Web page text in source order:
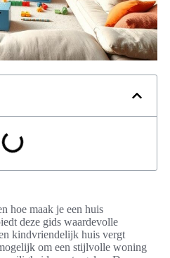
hoe maak je een huis
deze gids waardevolle
kindvriendelijk huis vergt
om een stijlvolle woning